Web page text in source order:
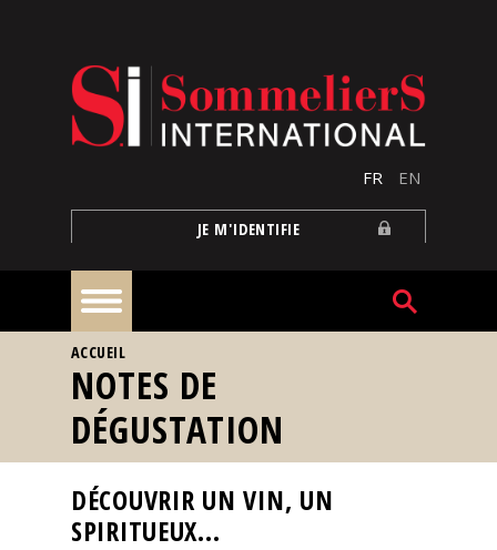
FR EN
JE M'IDENTIFIE
À
la
une
Reportages
Nos
VOUS ÊTES ICI
ACCUEIL
NOTES DE
DÉGUSTATION
DÉCOUVRIR UN VIN, UN
SPIRITUEUX...